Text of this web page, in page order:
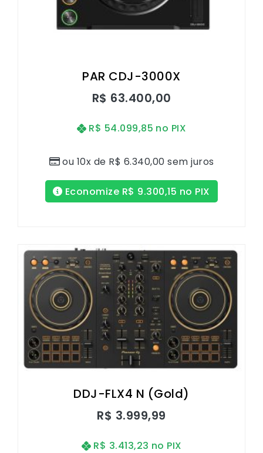
PAR CDJ-3000X
R$ 63.400,00
ou 10x de R$ 6.340,00 sem juros
R$ 54.099,85 no PIX
Economize R$ 9.300,15 no PIX
DDJ-FLX4 N (Gold)
R$ 3.999,99
R$ 3.413,23 no PIX